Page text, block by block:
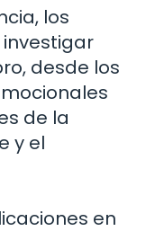
los
desde los
de la
y el
en